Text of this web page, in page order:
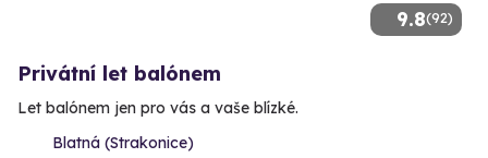
9.8(92)
Privátní let balónem
Let balónem jen pro vás a vaše blízké.
Blatná (Strakonice)